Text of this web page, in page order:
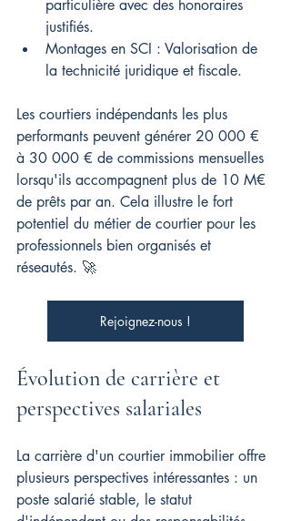
particulière avec des honoraires
justifiés.
Montages en SCI : Valorisation de
la technicité juridique et fiscale.
Les courtiers indépendants les plus
performants peuvent générer 20 000 €
à 30 000 € de commissions mensuelles
lorsqu'ils accompagnent plus de 10 M€
de prêts par an. Cela illustre le fort
potentiel du métier de courtier pour les
professionnels bien organisés et
réseautés. 🚀
Rejoignez-nous !
Évolution de carrière et
perspectives salariales
La carrière d'un courtier immobilier offre
plusieurs perspectives intéressantes : un
poste salarié stable, le statut